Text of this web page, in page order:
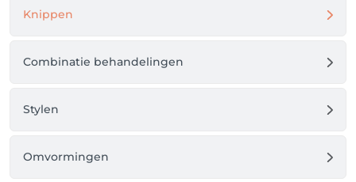
Knippen
Combinatie behandelingen
Stylen
Omvormingen